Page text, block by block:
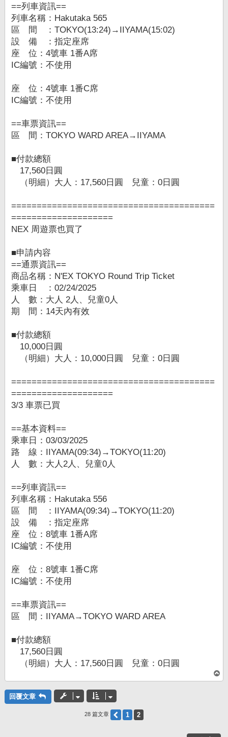
==列車資訊==
列車名稱：Hakutaka 565
區 間 ：TOKYO(13:24)→IIYAMA(15:02)
設 備 ：指定座席
座 位：4號車 1番A席
IC編號：不使用
座 位：4號車 1番C席
IC編號：不使用
==車票資訊==
區 間：TOKYO WARD AREA→IIYAMA
■付款總額
17,560日圓
（明細）大人：17,560日圓 兒童：0日圓
========================================
====================
NEX 周遊票也買了
■申請内容
==通票資訊==
商品名稱：N'EX TOKYO Round Trip Ticket
乘車日 ：02/24/2025
人 數：大人 2人、兒童0人
期 間：14天內有效
■付款總額
10,000日圓
（明細）大人：10,000日圓 兒童：0日圓
========================================
====================
3/3 車票已買
==基本資料==
乘車日：03/03/2025
路 線：IIYAMA(09:34)→TOKYO(11:20)
人 數：大人2人、兒童0人
==列車資訊==
列車名稱：Hakutaka 556
區 間 ：IIYAMA(09:34)→TOKYO(11:20)
設 備 ：指定座席
座 位：8號車 1番A席
IC編號：不使用
座 位：8號車 1番C席
IC編號：不使用
==車票資訊==
區 間：IIYAMA→TOKYO WARD AREA
■付款總額
17,560日圓
（明細）大人：17,560日圓 兒童：0日圓
頂
回覆文章
28 篇文章 上一頁
1 2